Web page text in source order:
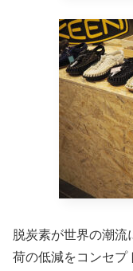
脱炭素が世界の潮流
荷の低減をコンセプ